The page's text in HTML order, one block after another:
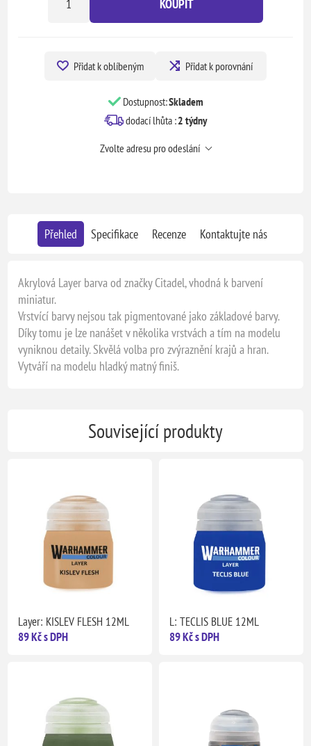
KOUPIT
Přidat k oblíbeným Přidat k porovnání
Dostupnost:Skladem
dodací lhůta :2 týdny
Zvolte adresu pro odeslání
Přehled Specifikace Recenze Kontaktujte nás
Akrylová Layer barva od značky Citadel, vhodná k barvení
miniatur.
Vrstvící barvy nejsou tak pigmentované jako základové barvy.
Díky tomu je lze nanášet v několika vrstvách a tím na modelu
vyniknou detaily. Skvělá volba pro zvýraznění krajů a hran.
Vytváří na modelu hladký matný finiš.
Související produkty
Layer: KISLEV FLESH 12ML
89 Kč s DPH
L: TECLIS BLUE 12ML
89 Kč s DPH